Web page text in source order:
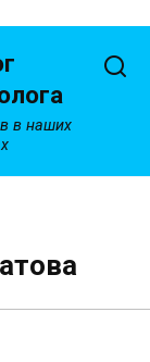
в наших